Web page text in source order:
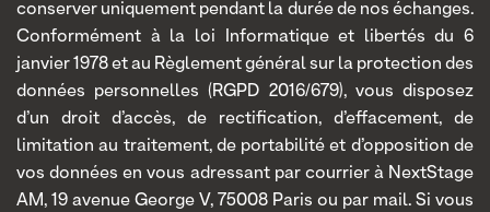
conserver uniquement pendant la durée de nos échanges.
Conformément à la loi Informatique et libertés du 6
janvier 1978 et au Règlement général sur la protection des
données personnelles (RGPD 2016/679), vous disposez
d’un droit d’accès, de rectification, d’effacement, de
limitation au traitement, de portabilité et d’opposition de
vos données en vous adressant par courrier à NextStage
AM, 19 avenue George V, 75008 Paris ou par mail. Si vous